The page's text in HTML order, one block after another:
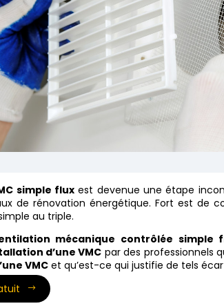
simple fluxest devenue une étape
de rénovation énergétique. Fort est de
au triple.
mécanique contrôlée simple
d’une VMC par des professionnels
VMC et qu’est-ce qui justifie de tels